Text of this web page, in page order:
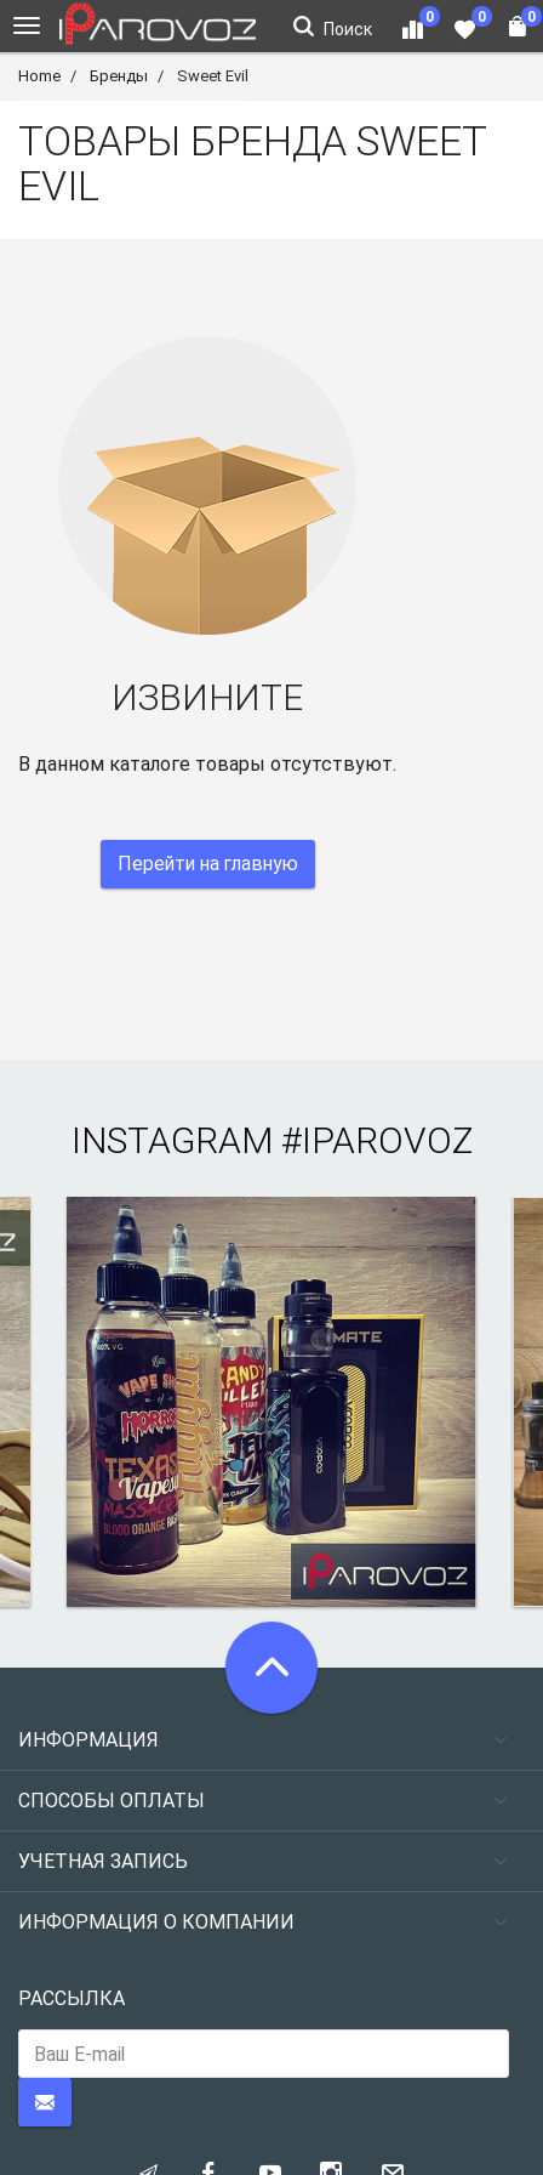
Поиск
0 0 0
Home Бренды Sweet Evil
ТОВАРЫ БРЕНДА SWEET
EVIL
ИЗВИНИТЕ
В данном каталоге товары отсутствуют.
Перейти на главную
INSTAGRAM #IPAROVOZ
ИНФОРМАЦИЯ
СПОСОБЫ ОПЛАТЫ
УЧЕТНАЯ ЗАПИСЬ
ИНФОРМАЦИЯ О КОМПАНИИ
РАССЫЛКА